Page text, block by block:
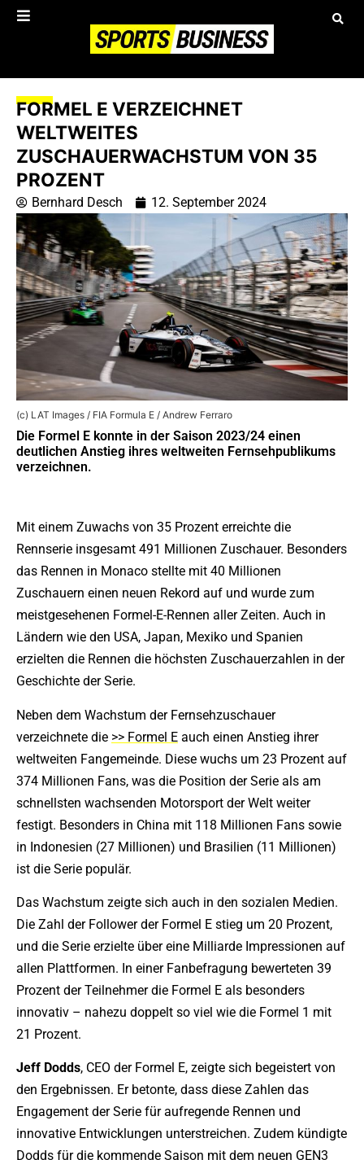
FORMEL E VERZEICHNET
WELTWEITES
ZUSCHAUERWACHSTUM VON 35
PROZENT
Bernhard Desch 12. September 2024
(c) LAT Images / FIA Formula E / Andrew Ferraro
Die Formel E konnte in der Saison 2023/24 einen
deutlichen Anstieg ihres weltweiten Fernsehpublikums
verzeichnen.
Mit einem Zuwachs von 35 Prozent erreichte die
Rennserie insgesamt 491 Millionen Zuschauer. Besonders
das Rennen in Monaco stellte mit 40 Millionen
Zuschauern einen neuen Rekord auf und wurde zum
meistgesehenen Formel-E-Rennen aller Zeiten. Auch in
Ländern wie den USA, Japan, Mexiko und Spanien
erzielten die Rennen die höchsten Zuschauerzahlen in der
Geschichte der Serie.
Neben dem Wachstum der Fernsehzuschauer
verzeichnete die >> Formel E auch einen Anstieg ihrer
weltweiten Fangemeinde. Diese wuchs um 23 Prozent auf
374 Millionen Fans, was die Position der Serie als am
schnellsten wachsenden Motorsport der Welt weiter
festigt. Besonders in China mit 118 Millionen Fans sowie
in Indonesien (27 Millionen) und Brasilien (11 Millionen)
ist die Serie populär.
Das Wachstum zeigte sich auch in den sozialen Medien.
Die Zahl der Follower der Formel E stieg um 20 Prozent,
und die Serie erzielte über eine Milliarde Impressionen auf
allen Plattformen. In einer Fanbefragung bewerteten 39
Prozent der Teilnehmer die Formel E als besonders
innovativ – nahezu doppelt so viel wie die Formel 1 mit
21 Prozent.
Jeff Dodds, CEO der Formel E, zeigte sich begeistert von
den Ergebnissen. Er betonte, dass diese Zahlen das
Engagement der Serie für aufregende Rennen und
innovative Entwicklungen unterstreichen. Zudem kündigte
Dodds für die kommende Saison mit dem neuen GEN3